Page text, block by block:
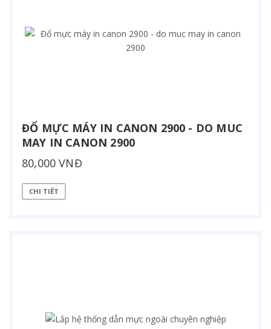
ĐỔ MỰC MÁY IN CANON 2900 - DO MUC
MAY IN CANON 2900
80,000 VNĐ
CHI TIẾT